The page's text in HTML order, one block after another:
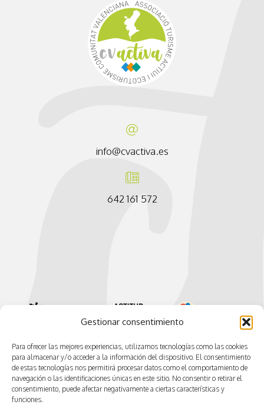
Gestionar consentimiento
Para ofrecer las mejores experiencias, utilizamos tecnologías como las cookies
para almacenar y/o acceder a la información del dispositivo. El consentimiento
de estas tecnologías nos permitirá procesar datos como el comportamiento de
navegación o las identificaciones únicas en este sitio. No consentir o retirar el
consentimiento, puede afectar negativamente a ciertas características y
funciones.
info@cvactiva.es
642 161 572